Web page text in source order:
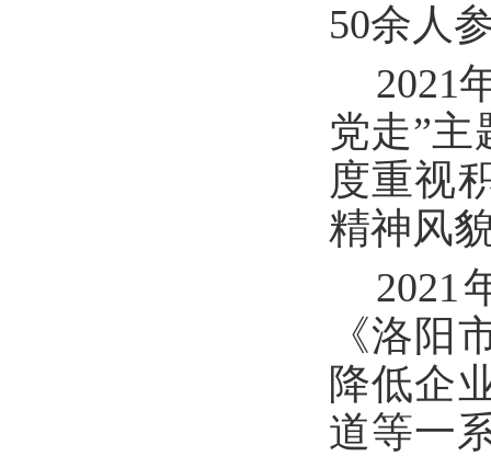
50余人
2021
党走”
度重视
精神风
2021
《洛阳
降低企
道等一